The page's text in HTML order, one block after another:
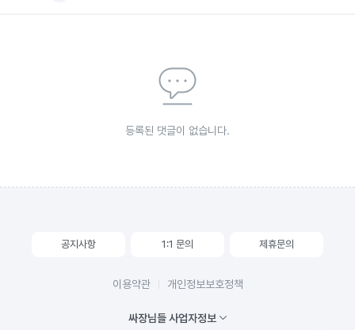
등록된 댓글이 없습니다.
공지사항 1:1 문의 제휴문의
이용약관 개인정보보호정책
싸장님들 사업자정보